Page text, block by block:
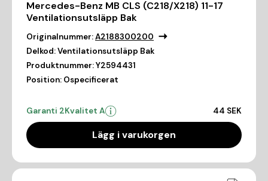
Mercedes-Benz MB CLS (C218/X218) 11-17
Ventilationsutsläpp Bak
Originalnummer:A2188300200
Delkod:Ventilationsutsläpp Bak
Produktnummer:Y2594431
Position: Ospecificerat
Garanti 2Kvalitet A 44 SEK
Lägg i varukorgen